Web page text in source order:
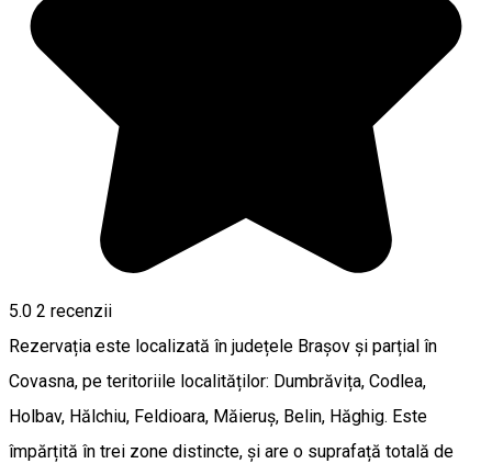
5.0 2 recenzii
Rezervația este localizată în județele Brașov și parțial în
Covasna, pe teritoriile localităților: Dumbrăvița, Codlea,
Holbav, Hălchiu, Feldioara, Măieruș, Belin, Hăghig. Este
împărțită în trei zone distincte, și are o suprafață totală de